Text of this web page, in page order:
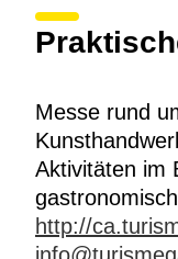
Messe rund
Aktivitäten im
http://